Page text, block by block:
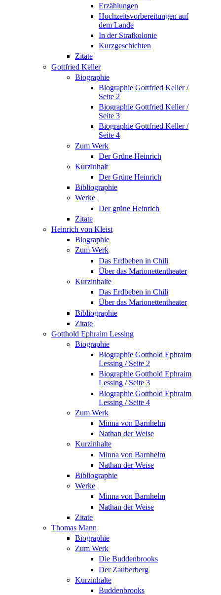
Erzählungen
Hochzeitsvorbereitungen auf
dem Lande
In der Strafkolonie
Kurzgeschichten
Zitate
Gottfried Keller
Biographie
Biographie Gottfried Keller /
Seite 2
Biographie Gottfried Keller /
Seite 3
Biographie Gottfried Keller /
Seite 4
Zum Werk
Der Grüne Heinrich
Kurzinhalt
Der Grüne Heinrich
Bibliographie
Werke
Der grüne Heinrich
Zitate
Heinrich von Kleist
Biographie
Zum Werk
Das Erdbeben in Chili
Über das Marionettentheater
Kurzinhalte
Das Erdbeben in Chili
Über das Marionettentheater
Bibliographie
Zitate
Gotthold Ephraim Lessing
Biographie
Biographie Gotthold Ephraim
Lessing / Seite 2
Biographie Gotthold Ephraim
Lessing / Seite 3
Biographie Gotthold Ephraim
Lessing / Seite 4
Zum Werk
Minna von Barnhelm
Nathan der Weise
Kurzinhalte
Minna von Barnhelm
Nathan der Weise
Bibliographie
Werke
Minna von Barnhelm
Nathan der Weise
Zitate
Thomas Mann
Biographie
Zum Werk
Die Buddenbrooks
Der Zauberberg
Kurzinhalte
Buddenbrooks